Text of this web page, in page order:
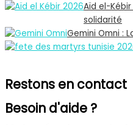
Aïd el-
solidarité
Gemini Omni :
Restons en contact
Besoin d'aide ?